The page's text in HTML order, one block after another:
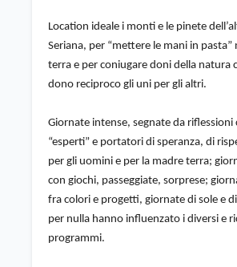
Location ideale i monti e le pinete
Seriana, per “mettere le mani in pasta”
terra e per coniugare doni della natura
dono reciproco gli uni per gli altri.
Giornate intense, segnate da riflessioni
“esperti” e portatori di speranza, di
per gli uomini e per la madre terra;
con giochi, passeggiate, sorprese;
fra colori e progetti, giornate di sole e
per nulla hanno influenzato i diversi e
programmi.